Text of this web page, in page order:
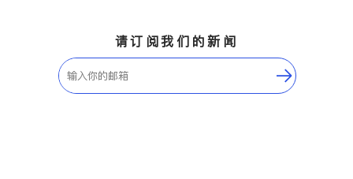
请订阅我们的新闻